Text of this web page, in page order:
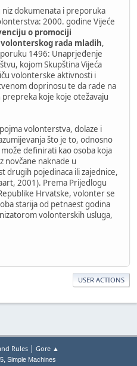
dokumenata i preporuka
2000. godine Vijeće
o promociji
rada mladih,
1496: Unaprjeđenje
kojom Skupština Vijeća
volonterske aktivnosti i
doprinosu te da rade na
koje koje otežavaju
volonterstva, dolaze i
što je to, odnosno
može definirati kao osoba koja
novčane naknade u
drugih pojedinaca ili zajednice,
2001). Prema Prijedlogu
Hrvatske, volonter se
starija od petnaest godina
volonterskih usluga,
USER ACTIONS
Rules| Gore ▲
, Simple Machines